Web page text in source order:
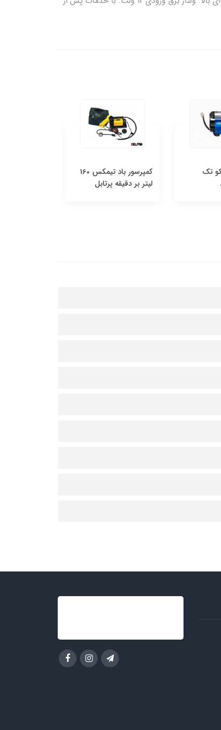
تک
کمپرسور باد تیمکس 160
لیتر بر دقیقه پرتابل